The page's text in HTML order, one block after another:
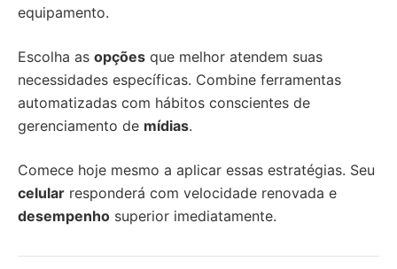
equipamento.
Escolha as opções que melhor atendem suas
necessidades específicas. Combine ferramentas
automatizadas com hábitos conscientes de
gerenciamento de mídias.
Comece hoje mesmo a aplicar essas estratégias. Seu
celular responderá com velocidade renovada e
desempenho superior imediatamente.